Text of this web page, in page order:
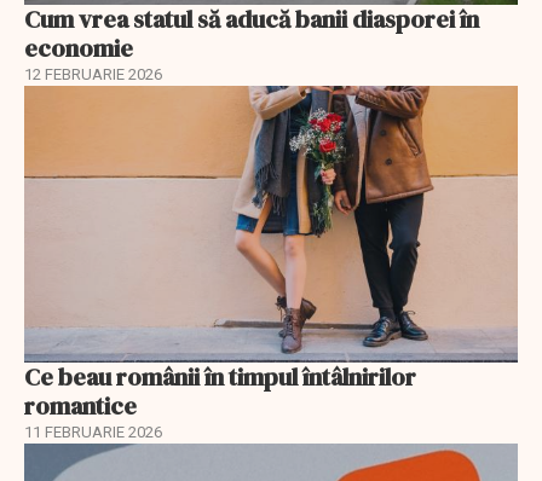
Cum vrea statul să aducă banii diasporei în
economie
12 FEBRUARIE 2026
Ce beau românii în timpul întâlnirilor
romantice
11 FEBRUARIE 2026